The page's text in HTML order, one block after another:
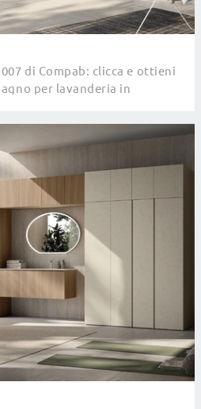
di Compab: clicca e ottieni
per lavanderia in